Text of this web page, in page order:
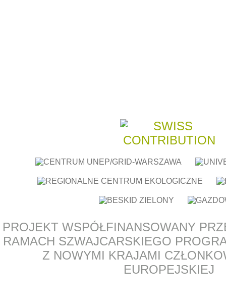
PROJEKT WSPÓŁFINANSOWANY
RAMACH SZWAJCARSKIEGO
Z NOWYMI KRAJAMI
EUROPEJSKIEJ